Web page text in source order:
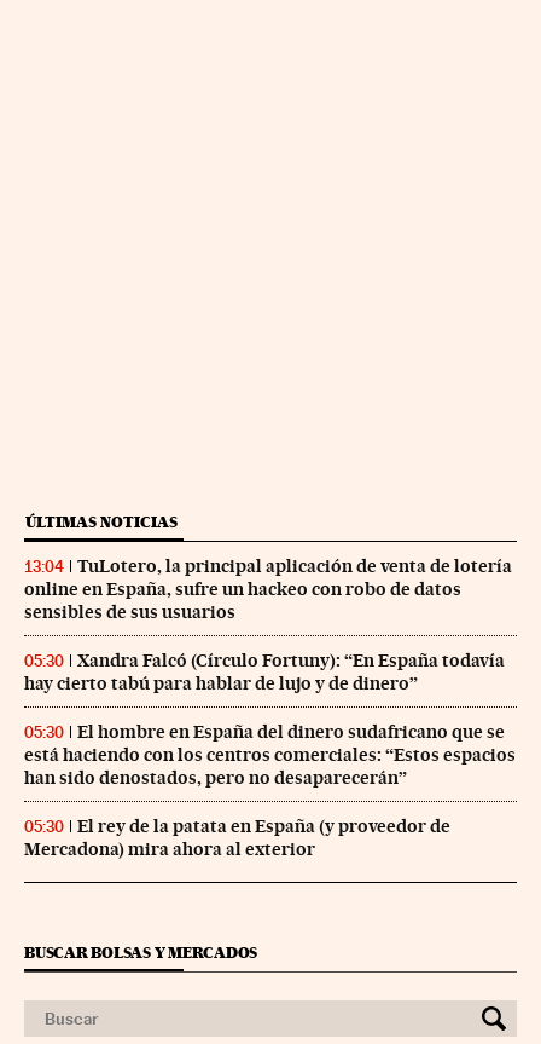
ÚLTIMAS NOTICIAS
13:04
TuLotero, la principal aplicación de venta de lotería
online en España, sufre un hackeo con robo de datos
sensibles de sus usuarios
05:30
Xandra Falcó (Círculo Fortuny): “En España todavía
hay cierto tabú para hablar de lujo y de dinero”
05:30
El hombre en España del dinero sudafricano que se
está haciendo con los centros comerciales: “Estos espacios
han sido denostados, pero no desaparecerán”
05:30
El rey de la patata en España (y proveedor de
Mercadona) mira ahora al exterior
BUSCAR BOLSAS Y MERCADOS